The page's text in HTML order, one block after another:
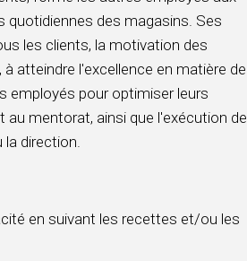
quotidiennes des magasins. Ses
les clients, la motivation des
atteindre l'excellence en matière de
employés pour optimiser leurs
mentorat, ainsi que l'exécution de
direction.
en suivant les recettes et/ou les